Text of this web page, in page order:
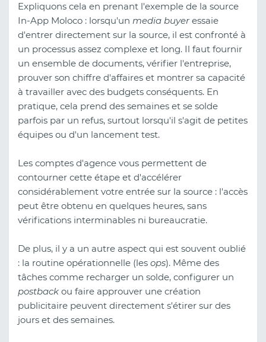
Expliquons cela en prenant l'exemple de la source
In-App Moloco : lorsqu'un media buyeressaie
d'entrer directement sur la source, il est confronté à
un processus assez complexe et long. Il faut fournir
un ensemble de documents, vérifier l'entreprise,
prouver son chiffre d'affaires et montrer sa capacité
à travailler avec des budgets conséquents. En
pratique, cela prend des semaines et se solde
parfois par un refus, surtout lorsqu'il s'agit de petites
équipes ou d'un lancement test.
Les comptes d'agence vous permettent de
contourner cette étape et d'accélérer
considérablement votre entrée sur la source : l'accès
peut être obtenu en quelques heures, sans
vérifications interminables ni bureaucratie.
De plus, il y a un autre aspect qui est souvent oublié
: la routine opérationnelle (les ops). Même des
tâches comme recharger un solde, configurer un
postback ou faire approuver une création
publicitaire peuvent directement s'étirer sur des
jours et des semaines.